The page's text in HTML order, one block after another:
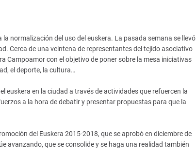
normalización del uso del euskera. La pasada semana se llevó
Cerca de una veintena de representantes del tejido asociativo
Campoamor con el objetivo de poner sobre la mesa iniciativas
el deporte, la cultura…
euskera en la ciudad a través de actividades que refuercen la
a la hora de debatir y presentar propuestas para que la
del Euskera 2015-2018, que se aprobó en diciembre de
avanzando, que se consolide y se haga una realidad también